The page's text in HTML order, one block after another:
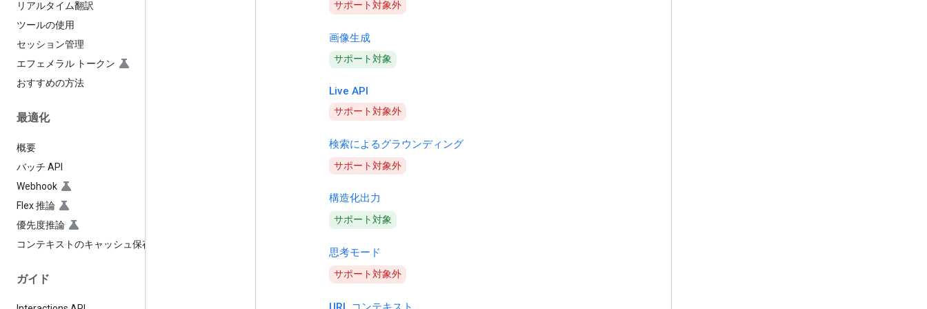
リアルタイム翻訳
ツールの使用
セッション管理
エフェメラル トークン
おすすめの方法
最適化
概要
バッチ API
Webhook
Flex 推論
優先度推論
コンテキストのキャッシュ保存
ガイド
サポート対象外
画像生成
サポート対象
Live API
サポート対象外
検索によるグラウンディング
サポート対象外
構造化出力
サポート対象
思考モード
サポート対象外